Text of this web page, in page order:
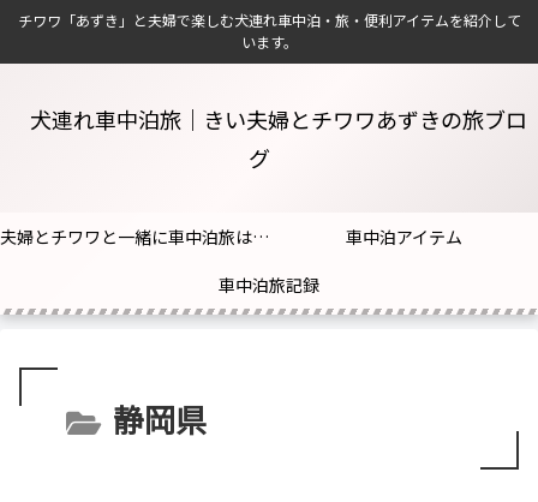
チワワ「あずき」と夫婦で楽しむ犬連れ車中泊・旅・便利アイテムを紹介して
います。
犬連れ車中泊旅｜きい夫婦とチワワあずきの旅ブロ
グ
夫婦とチワワと一緒に車中泊旅はじめました！
車中泊アイテム
車中泊旅記録
静岡県